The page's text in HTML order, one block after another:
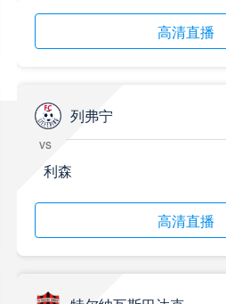
标签
2024年5月21日 足协杯第3轮
标签
标签
标签
比赛录像 成都蓉城
高清直播
列弗宁
vs
利森
高清直播